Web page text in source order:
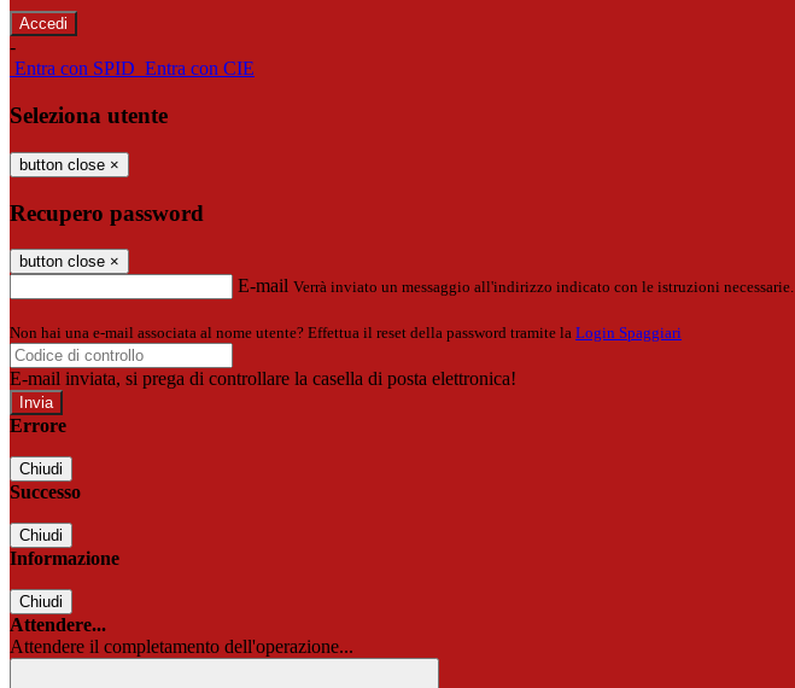
-
Entra con SPID Entra con CIE
Seleziona utente
button close ×
Recupero password
button close ×
E-mail Verrà inviato un messaggio all'indirizzo indicato con le istruzioni necessarie.
Non hai una e-mail associata al nome utente? Effettua il reset della password tramite la Login Spaggiari
E-mail inviata, si prega di controllare la casella di posta elettronica!
Errore
Chiudi
Successo
Chiudi
Informazione
Chiudi
Attendere...
Attendere il completamento dell'operazione...